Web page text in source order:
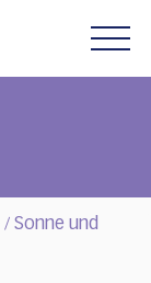
/ Sonne und